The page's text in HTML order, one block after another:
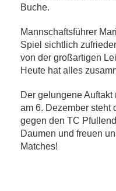
Buche.
Mannschaftsführer
Spiel sichtlich
von der großartigen
Heute hat alles
Der gelungene Auftakt
am 6. Dezember steht
gegen den TC
Daumen und freuen
Matches!